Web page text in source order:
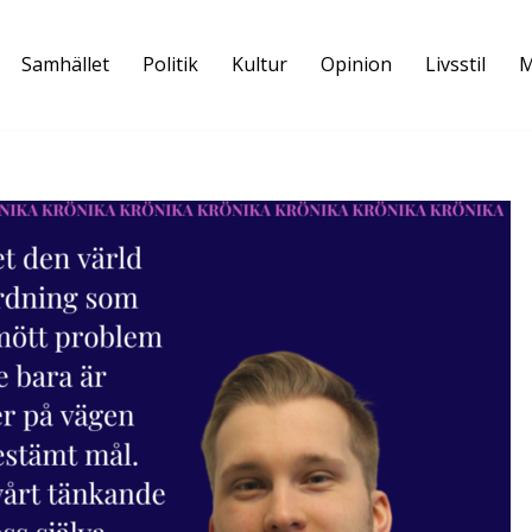
Samhället Politik Kultur Opinion Livsstil